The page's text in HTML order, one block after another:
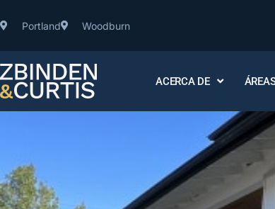
Portland Woodburn
ACERCA DE